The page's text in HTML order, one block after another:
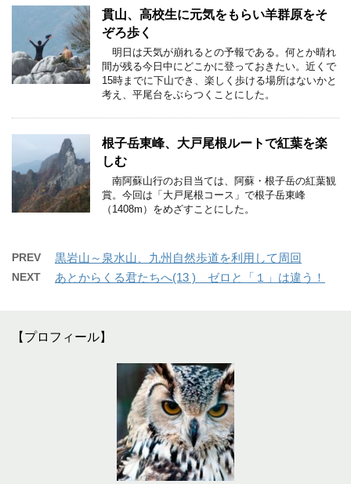
貫山、高校生に元気をもらい羊群原をそ
ぞろ歩く
明日は天気が崩れるとの予報である。何とか晴れ
間が残る今日中にどこかに登っておきたい。近くで
15時までに下山でき、楽しく歩ける場所はないかと
考え、平尾台をぶらつくことにした。
根子岳東峰、大戸尾根ルートで紅葉を楽
しむ
南阿蘇山行のお目当ては、阿蘇・根子岳の紅葉観
賞。今回は「大戸尾根コース」で根子岳東峰
（1408m）をめざすことにした。
PREV 黒岩山～泉水山、九州自然歩道を利用して周回
NEXT あとからくる君たちへ(13 ) ゼロと「１」は違う！
【プロフィール】